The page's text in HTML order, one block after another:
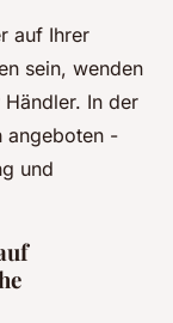
auf Ihrer
sein, wenden
In der
angeboten -
und